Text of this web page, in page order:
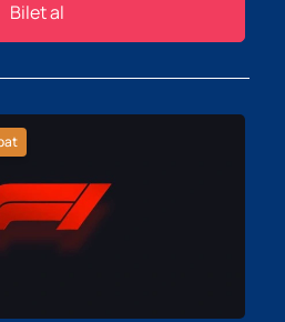
Bilet al